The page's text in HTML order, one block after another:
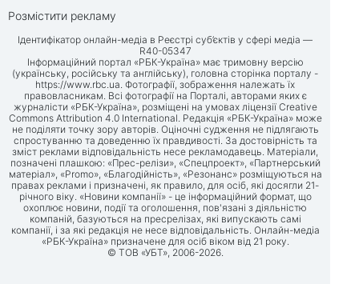
Розмістити рекламу
Ідентифікатор онлайн-медіа в Реєстрі суб’єктів у сфері медіа —
R40-05347
Інформаційний портал «РБК-Україна» має тримовну версію
(українську, російську та англійську), головна сторінка порталу -
https://www.rbc.ua. Фотографії, зображення належать їх
правовласникам. Всі фотографії на Порталі, авторами яких є
журналісти «РБК-Україна», розміщені на умовах ліцензії Creative
Commons Attribution 4.0 International. Редакція «РБК-Україна» може
не поділяти точку зору авторів. Оціночні судження не підлягають
спростуванню та доведенню їх правдивості. За достовірність та
зміст реклами відповідальність несе рекламодавець. Матеріали,
позначені плашкою: «Прес-релізи», «Спецпроект», «Партнерський
матеріал», «Promo», «Благодійність», «Резонанс» розміщуються на
правах реклами і призначені, як правило, для осіб, які досягли 21-
річного віку. «Новини компанії» - це інформаційний формат, що
охоплює новини, події та оголошення, пов'язані з діяльністю
компаній, базуються на пресрелізах, які випускають самі
компанії, і за які редакція не несе відповідальність. Онлайн-медіа
«РБК-Україна» призначене для осіб віком від 21 року.
© ТОВ «УБТ», 2006-2026.